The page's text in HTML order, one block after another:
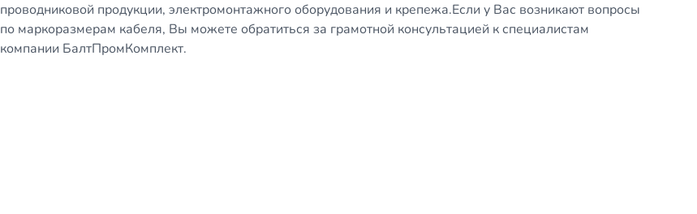
проводниковой продукции, электромонтажного оборудования и крепежа.Если у Вас возникают вопросы
по маркоразмерам кабеля, Вы можете обратиться за грамотной консультацией к специалистам
компании БалтПромКомплект.